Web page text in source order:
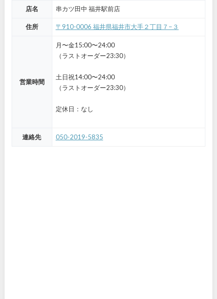
店名 串カツ田中 福井駅前店
住所 〒910-0006 福井県福井市大手２丁目７−３
営業時間
月〜金15:00〜24:00
（ラストオーダー23:30）
土日祝14:00〜24:00
（ラストオーダー23:30）
定休日：なし
連絡先 050-2019-5835